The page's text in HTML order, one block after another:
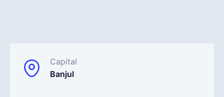
Capital
BanjulDemander une démo